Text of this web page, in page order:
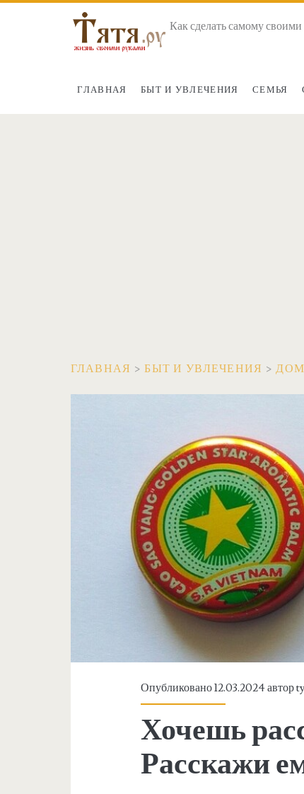
Как сделать самому
ГЛАВНАЯ БЫТ И УВЛЕЧЕНИЯ СЕМЬЯ
ГЛАВНАЯ >БЫТ И УВЛЕЧЕНИЯ >
Опубликовано 12.03.2024 автор
Хочешь
Расскажи